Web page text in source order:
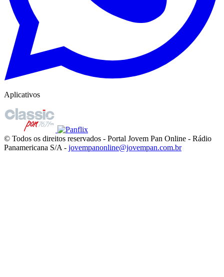
Aplicativos
© Todos os direitos reservados - Portal Jovem Pan Online - Rádio
Panamericana S/A - jovempanonline@jovempan.com.br